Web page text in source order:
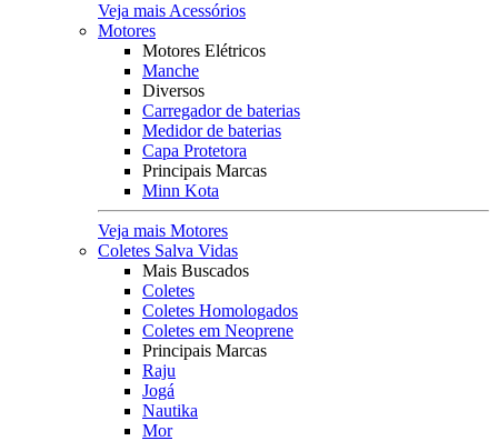
Veja mais Acessórios
Motores
Motores Elétricos
Manche
Diversos
Carregador de baterias
Medidor de baterias
Capa Protetora
Principais Marcas
Minn Kota
Veja mais Motores
Coletes Salva Vidas
Mais Buscados
Coletes
Coletes Homologados
Coletes em Neoprene
Principais Marcas
Raju
Jogá
Nautika
Mor